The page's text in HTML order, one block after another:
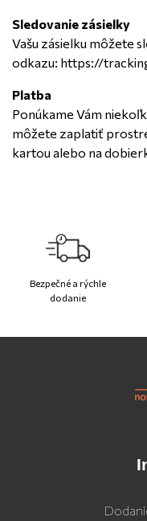
Sledovanie zásielky
Vašu zásielku môžete
odkazu: https://
Platba
Ponúkame Vám
môžete zaplatiť
kartou alebo na
Bezpečné a rýchle
dodanie